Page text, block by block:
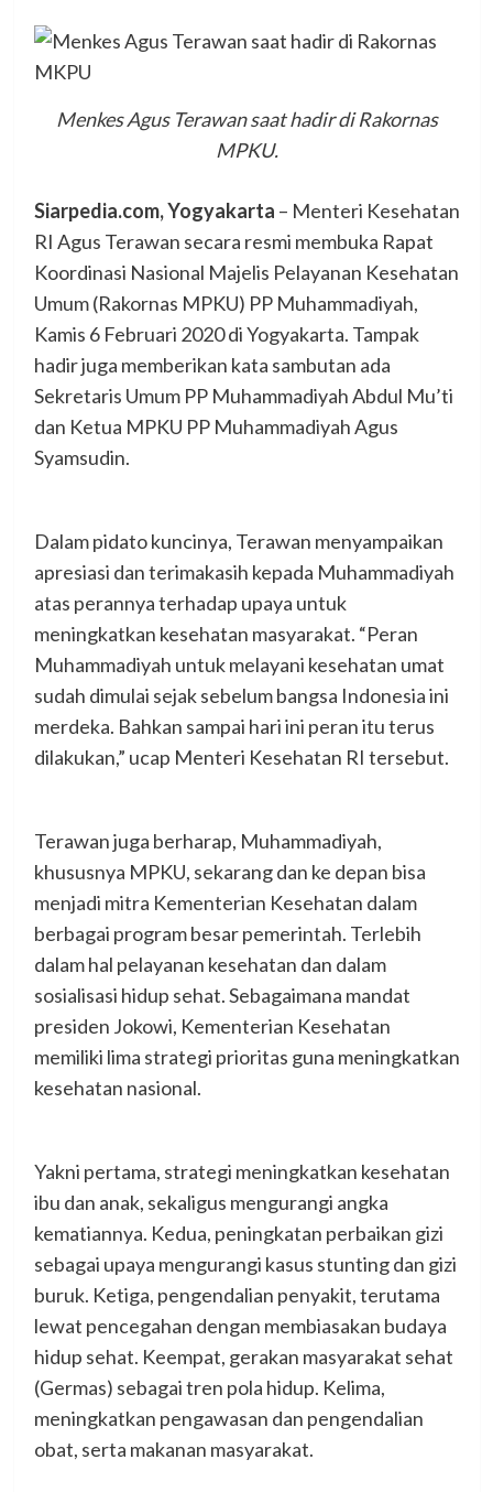
Menkes Agus Terawan saat hadir di Rakornas
MPKU.
Siarpedia.com, Yogyakarta – Menteri Kesehatan
RI Agus Terawan secara resmi membuka Rapat
Koordinasi Nasional Majelis Pelayanan Kesehatan
Umum (Rakornas MPKU) PP Muhammadiyah,
Kamis 6 Februari 2020 di Yogyakarta. Tampak
hadir juga memberikan kata sambutan ada
Sekretaris Umum PP Muhammadiyah Abdul Mu’ti
dan Ketua MPKU PP Muhammadiyah Agus
Syamsudin.
Dalam pidato kuncinya, Terawan menyampaikan
apresiasi dan terimakasih kepada Muhammadiyah
atas perannya terhadap upaya untuk
meningkatkan kesehatan masyarakat. “Peran
Muhammadiyah untuk melayani kesehatan umat
sudah dimulai sejak sebelum bangsa Indonesia ini
merdeka. Bahkan sampai hari ini peran itu terus
dilakukan,” ucap Menteri Kesehatan RI tersebut.
Terawan juga berharap, Muhammadiyah,
khususnya MPKU, sekarang dan ke depan bisa
menjadi mitra Kementerian Kesehatan dalam
berbagai program besar pemerintah. Terlebih
dalam hal pelayanan kesehatan dan dalam
sosialisasi hidup sehat. Sebagaimana mandat
presiden Jokowi, Kementerian Kesehatan
memiliki lima strategi prioritas guna meningkatkan
kesehatan nasional.
Yakni pertama, strategi meningkatkan kesehatan
ibu dan anak, sekaligus mengurangi angka
kematiannya. Kedua, peningkatan perbaikan gizi
sebagai upaya mengurangi kasus stunting dan gizi
buruk. Ketiga, pengendalian penyakit, terutama
lewat pencegahan dengan membiasakan budaya
hidup sehat. Keempat, gerakan masyarakat sehat
(Germas) sebagai tren pola hidup. Kelima,
meningkatkan pengawasan dan pengendalian
obat, serta makanan masyarakat.